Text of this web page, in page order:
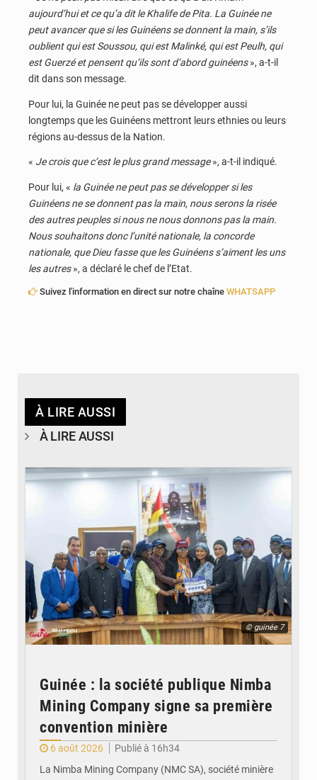
aujourd’hui et ce qu’a dit le Khalife de Pita. La Guinée ne
peut avancer que si les Guinéens se donnent la main, s’ils
oublient qui est Soussou, qui est Malinké, qui est Peulh, qui
est Guerzé et pensent qu’ils sont d’abord guinéens», a-t-il
dit dans son message.
Pour lui, la Guinée ne peut pas se développer aussi
longtemps que les Guinéens mettront leurs ethnies ou leurs
régions au-dessus de la Nation.
« Je crois que c’est le plus grand message», a-t-il indiqué.
Pour lui, « la Guinée ne peut pas se développer si les
Guinéens ne se donnent pas la main, nous serons la risée
des autres peuples si nous ne nous donnons pas la main.
Nous souhaitons donc l’unité nationale, la concorde
nationale, que Dieu fasse que les Guinéens s’aiment les uns
les autres», a déclaré le chef de l’Etat.
Suivez l'information en direct sur notre chaîne WHATSAPP
À LIRE AUSSI
À LIRE AUSSI
© guinée 7
Guinée : la société publique Nimba
Mining Company signe sa première
convention minière
6 août 2026
Publié à 16h34
La Nimba Mining Company (NMC SA), société minière